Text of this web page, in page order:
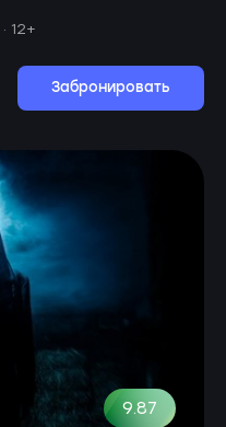
· 12+
Забронировать
9.87